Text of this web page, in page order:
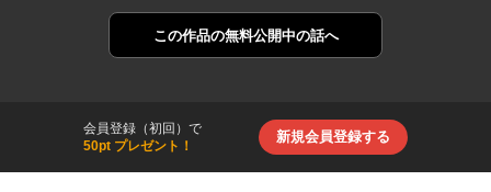
この作品の無料公開中の話へ
会員登録（初回）で
50pt プレゼント！
新規会員登録する